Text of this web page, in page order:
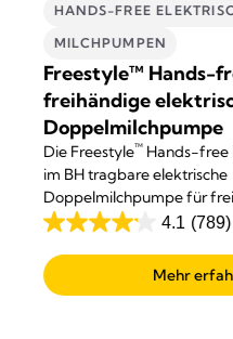
HANDS-FREE
MILCHPUMPEN
Freestyle™ Hands-
freihändige
Doppelmilchpumpe
Die Freestyle™ Hands-free
im BH tragbare elektrische
Doppelmilchpumpe für
Abpumpen von Medela.
4.1 (789)
4.1
von
5
Mehr